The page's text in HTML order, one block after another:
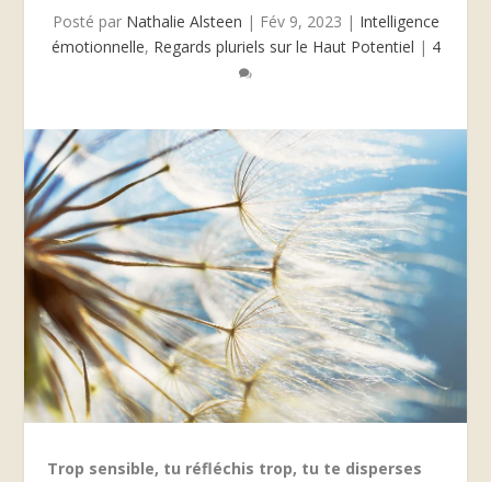
Posté par Nathalie Alsteen | Fév 9, 2023 | Intelligence
émotionnelle, Regards pluriels sur le Haut Potentiel | 4
Trop sensible, tu réfléchis trop, tu te disperses